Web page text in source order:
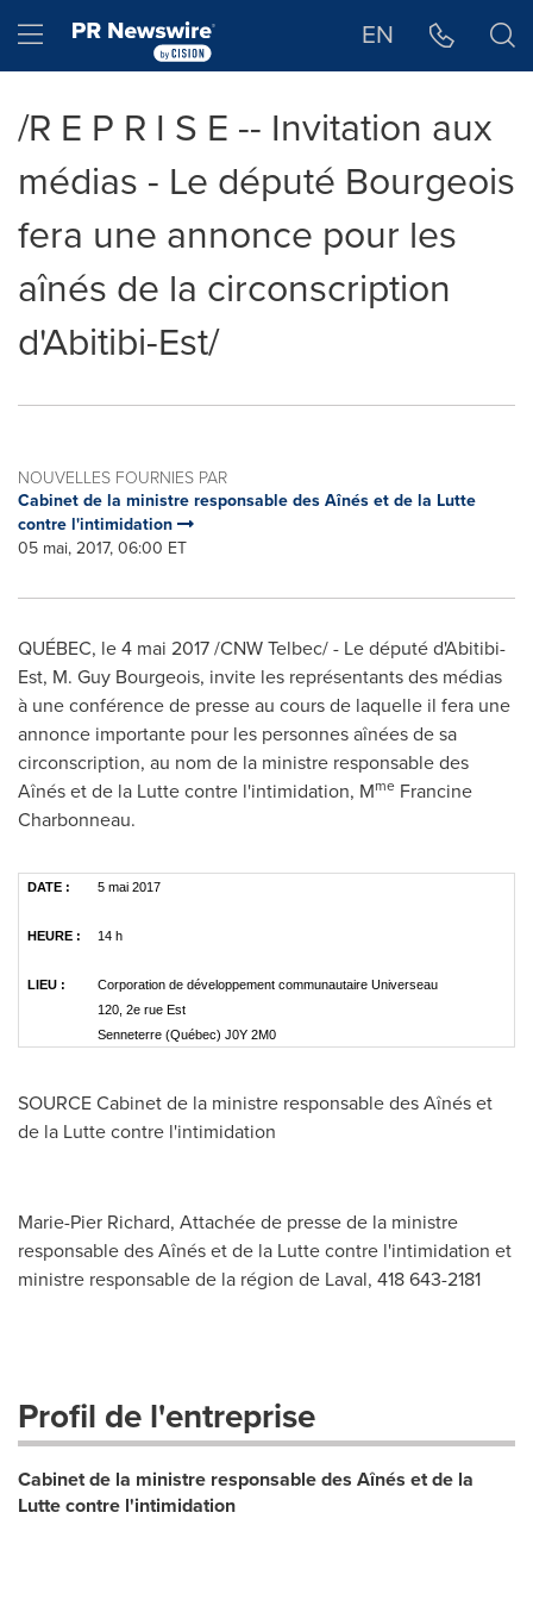
Hamburger menu EN
/R E P R I S E -- Invitation aux
médias - Le député Bourgeois
fera une annonce pour les
aînés de la circonscription
d'Abitibi-Est/
NOUVELLES FOURNIES PAR
Cabinet de la ministre responsable des Aînés et de la Lutte
contre l'intimidation
05 mai, 2017, 06:00 ET
QUÉBEC, le 4 mai 2017 /CNW Telbec/ - Le député d'Abitibi-
Est, M. Guy Bourgeois, invite les représentants des médias
à une conférence de presse au cours de laquelle il fera une
annonce importante pour les personnes aînées de sa
circonscription, au nom de la ministre responsable des
Aînés et de la Lutte contre l'intimidation, Mme Francine
Charbonneau.
DATE : 5 mai 2017
HEURE : 14 h
LIEU :
Corporation de développement communautaire Universeau
120, 2e rue Est
Senneterre (Québec) J0Y 2M0
SOURCE Cabinet de la ministre responsable des Aînés et
de la Lutte contre l'intimidation
Marie-Pier Richard, Attachée de presse de la ministre
responsable des Aînés et de la Lutte contre l'intimidation et
ministre responsable de la région de Laval, 418 643-2181
Profil de l'entreprise
Cabinet de la ministre responsable des Aînés et de la
Lutte contre l'intimidation